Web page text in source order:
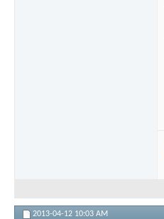
2013-04-12 10:03 AM